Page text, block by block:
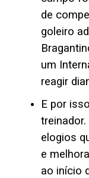
de
goleiro
um
reagir
E por
elogios
e
ao início